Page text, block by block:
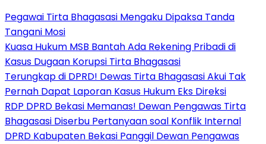
Pegawai Tirta Bhagasasi Mengaku Dipaksa Tanda
Tangani Mosi
Kuasa Hukum MSB Bantah Ada Rekening Pribadi di
Kasus Dugaan Korupsi Tirta Bhagasasi
Terungkap di DPRD! Dewas Tirta Bhagasasi Akui Tak
Pernah Dapat Laporan Kasus Hukum Eks Direksi
RDP DPRD Bekasi Memanas! Dewan Pengawas Tirta
Bhagasasi Diserbu Pertanyaan soal Konflik Internal
DPRD Kabupaten Bekasi Panggil Dewan Pengawas